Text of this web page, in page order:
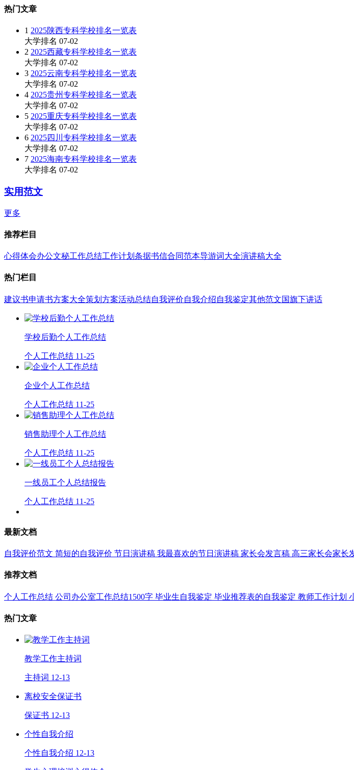
热门文章
1 2025陕西专科学校排名一览表
大学排名 07-02
2 2025西藏专科学校排名一览表
大学排名 07-02
3 2025云南专科学校排名一览表
大学排名 07-02
4 2025贵州专科学校排名一览表
大学排名 07-02
5 2025重庆专科学校排名一览表
大学排名 07-02
6 2025四川专科学校排名一览表
大学排名 07-02
7 2025海南专科学校排名一览表
大学排名 07-02
实用范文
更多
推荐栏目
心得体会办公文秘工作总结工作计划 条据书信合同范本导游词大全演讲稿大全
热门栏目
建议书申请书方案大全策划方案活动总结自我评价自我介绍自我鉴定其他范文国旗下讲话
学校后勤个人工作总结
个人工作总结 11-25
企业个人工作总结
个人工作总结 11-25
销售助理个人工作总结
个人工作总结 11-25
一线员工个人总结报告
个人工作总结 11-25
最新文档
自我评价范文 简短的自我评价 节日演讲稿 我最喜欢的节日演讲稿 家长会发言稿 高三家长会家长
推荐文档
个人工作总结 公司办公室工作总结1500字 毕业生自我鉴定 毕业推荐表的自我鉴定 教师工作计划
热门文章
教学工作主持词
主持词 12-13
离校安全保证书
保证书 12-13
个性自我介绍
个性自我介绍 12-13